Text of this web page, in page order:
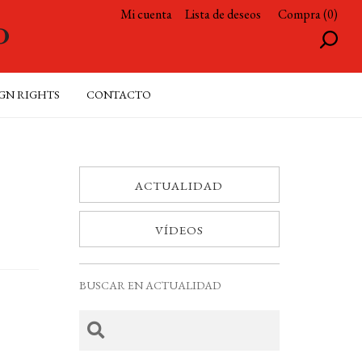
Mi cuenta Lista de deseos Compra (0)
RIGHTS CONTACTO
ACTUALIDAD
VÍDEOS
BUSCAR EN ACTUALIDAD